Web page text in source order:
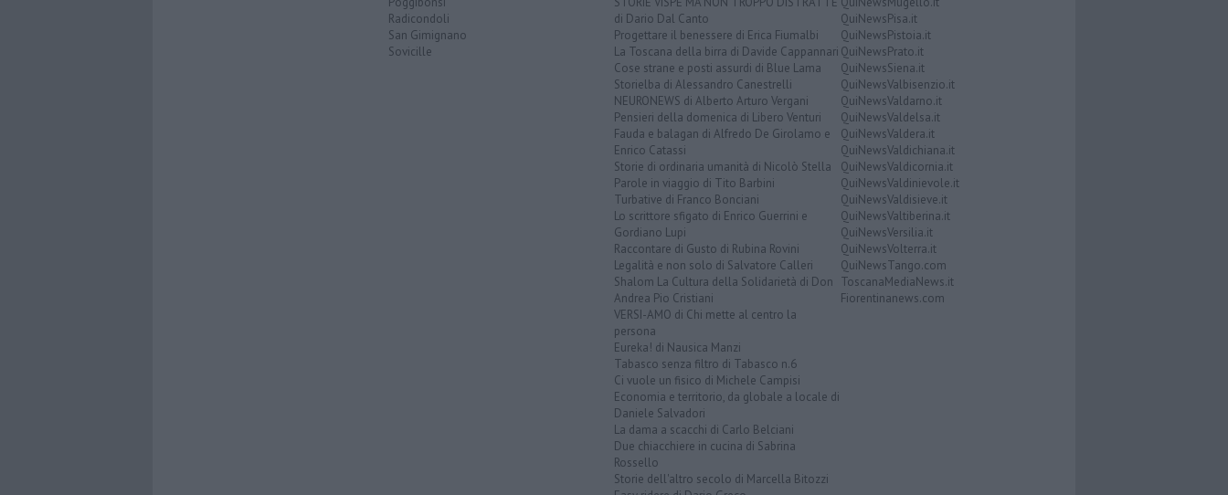
Radicondoli
San Gimignano
Sovicille
di Dario Dal Canto
Progettare il benessere di Erica Fiumalbi
La Toscana della birra di Davide Cappannari
Cose strane e posti assurdi di Blue Lama
Storielba di Alessandro Canestrelli
NEURONEWS di Alberto Arturo Vergani
Pensieri della domenica di Libero Venturi
Fauda e balagan di Alfredo De Girolamo e
Enrico Catassi
Storie di ordinaria umanità di Nicolò Stella
Parole in viaggio di Tito Barbini
Turbative di Franco Bonciani
Lo scrittore sfigato di Enrico Guerrini e
Gordiano Lupi
Raccontare di Gusto di Rubina Rovini
Legalità e non solo di Salvatore Calleri
Shalom La Cultura della Solidarietà di Don
Andrea Pio Cristiani
VERSI-AMO di Chi mette al centro la
persona
Eureka! di Nausica Manzi
Tabasco senza filtro di Tabasco n.6
Ci vuole un fisico di Michele Campisi
Economia e territorio, da globale a locale di
Daniele Salvadori
La dama a scacchi di Carlo Belciani
Due chiacchiere in cucina di Sabrina
Rossello
Storie dell'altro secolo di Marcella Bitozzi
QuiNewsPisa.it
QuiNewsPistoia.it
QuiNewsPrato.it
QuiNewsSiena.it
QuiNewsValbisenzio.it
QuiNewsValdarno.it
QuiNewsValdelsa.it
QuiNewsValdera.it
QuiNewsValdichiana.it
QuiNewsValdicornia.it
QuiNewsValdinievole.it
QuiNewsValdisieve.it
QuiNewsValtiberina.it
QuiNewsVersilia.it
QuiNewsVolterra.it
QuiNewsTango.com
ToscanaMediaNews.it
Fiorentinanews.com